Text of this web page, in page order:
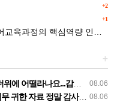
+2
+1
+
08.06
라나요...감사합니다. ^^
08.06
자료 정말 감사합니다!!!